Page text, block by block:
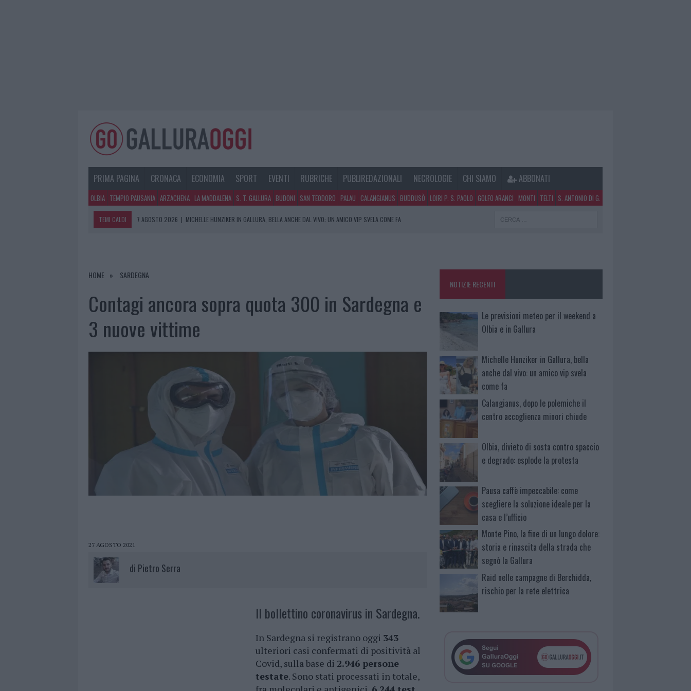
PRIMA PAGINA CRONACA ECONOMIA SPORT EVENTI RUBRICHE PUBLIREDAZIONALI NECROLOGIE CHI SIAMO ABBONATI
OLBIA TEMPIO PAUSANIA ARZACHENA LA MADDALENA S. T. GALLURA BUDONI SAN TEODORO PALAU CALANGIANUS BUDDUSÒ LOIRI P. S. PAOLO GOLFO ARANCI MONTI TELTI S. ANTONIO DI G.
TEMI CALDI 7 AGOSTO 2026 | MICHELLE HUNZIKER IN GALLURA, BELLA ANCHE DAL VIVO: UN AMICO VIP SVELA COME FA
7 AGOSTO 2026
HOME SARDEGNA
Contagi ancora sopra quota 300 in Sardegna e
3 nuove vittime
27 AGOSTO 2021
di Pietro Serra
Il bollettino coronavirus in Sardegna.
In Sardegna si registrano oggi 343
ulteriori casi confermati di positività al
Covid, sulla base di 2.946 persone
testate. Sono stati processati in totale,
NOTIZIE RECENTI
Le previsioni meteo per il weekend a
Olbia e in Gallura
Michelle Hunziker in Gallura, bella
anche dal vivo: un amico vip svela
come fa
Calangianus, dopo le polemiche il
centro accoglienza minori chiude
Olbia, divieto di sosta contro spaccio
e degrado: esplode la protesta
Pausa caffè impeccabile: come
scegliere la soluzione ideale per la
casa e l’ufficio
Monte Pino, la fine di un lungo dolore:
storia e rinascita della strada che
segnò la Gallura
Raid nelle campagne di Berchidda,
rischio per la rete elettrica